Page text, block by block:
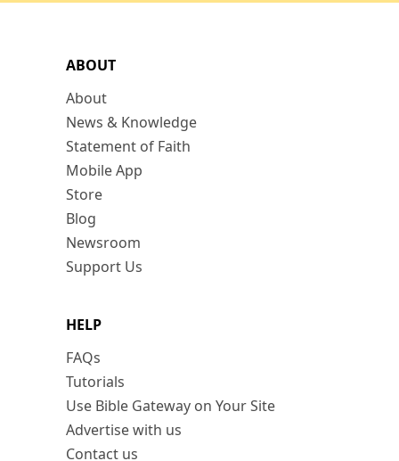
ABOUT
About
News & Knowledge
Statement of Faith
Mobile App
Store
Blog
Newsroom
Support Us
HELP
FAQs
Tutorials
Use Bible Gateway on Your Site
Advertise with us
Contact us